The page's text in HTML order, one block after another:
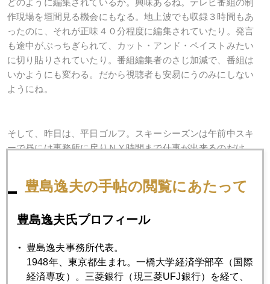
どのように編集されているか。興味あるね。テレビ番組の制
作現場を垣間見る機会にもなる。地上波でも収録３時間もあ
ったのに、それが正味４０分程度に編集されていたり。発言
も途中がぶっちぎられて、カット・アンド・ペイストみたい
に切り貼りされていたり。番組編集者のさじ加減で、番組は
いかようにも変わる。だから視聴者も安易にうのみにしない
ようにね。
そして、昨日は、平日ゴルフ。スキーシーズンは午前中スキ
ーで昼には事務所に戻りＮＹ時間まで仕事が出来るのだけ
見てから原稿書いて、ゴルフ場行きの電車の中でも書き続
け、着いてから送信。カートにはタブレット持ち歩き、ホー
って、なんとか欧州市場オープニングまでには仕事場に戻っ
的にＮＹ市場開始に連れて、目が覚めて、朝まで市場フォロ
ー。やっぱり平日ゴルフは慌ただしい。それでも、兄弟夫婦
ゴルフなので和やかで楽しかった♪睡眠不足で半分寝ているよ
豊島逸夫の手帖の閲覧にあたって
豊島逸夫氏プロフィール
豊島逸夫事務所代表。
1948年、東京都生まれ。一橋大学経済学部卒（国際
経済専攻）。三菱銀行（現三菱UFJ銀行）を経て、